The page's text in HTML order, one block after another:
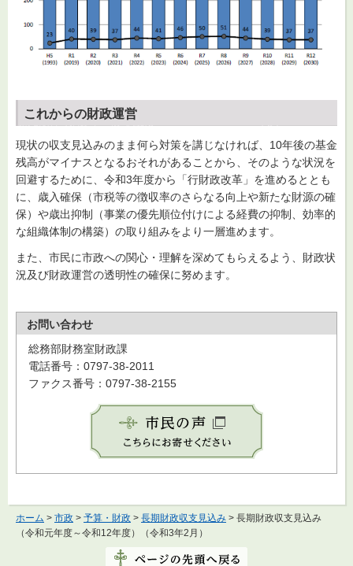
これからの財政運営
現状の収支見込みのまま何ら対策を講じなければ、10年後の基金
残高がマイナスとなるおそれがあることから、そのような状況を
回避するために、令和3年度から「行財政改革」を進めるととも
に、歳入確保（市税等の徴収率のさらなる向上や新たな財源の確
保）や歳出抑制（事業の優先順位付けによる経費の抑制、効率的
な組織体制の構築）の取り組みをより一層進めます。
また、市民に市政への関心・理解を深めてもらえるよう、財政状
況及び財政運営の透明性の確保に努めます。
お問い合わせ
総務部財務室財政課
電話番号：0797-38-2011
ファクス番号：0797-38-2155
ホーム > 市政 > 予算・財政 > 長期財政収支見込み > 長期財政収支見込み
（令和元年度～令和12年度）（令和3年2月）